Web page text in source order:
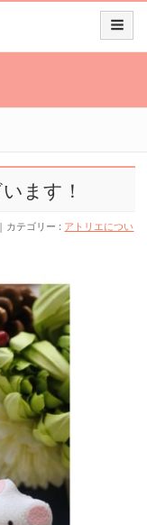
ます！
カテゴリー : アトリエについ